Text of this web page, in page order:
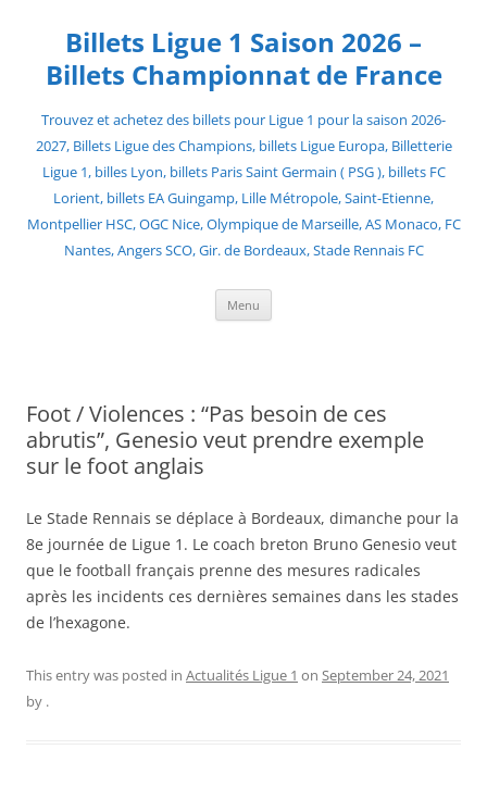
contentBillets Ligue 1 Saison 2026 –
Billets Championnat de France
Trouvez et achetez des billets pour Ligue 1 pour la saison 2026-
2027, Billets Ligue des Champions, billets Ligue Europa, Billetterie
Ligue 1, billes Lyon, billets Paris Saint Germain ( PSG ), billets FC
Lorient, billets EA Guingamp, Lille Métropole, Saint-Etienne,
Montpellier HSC, OGC Nice, Olympique de Marseille, AS Monaco, FC
Nantes, Angers SCO, Gir. de Bordeaux, Stade Rennais FC
Menu
Foot / Violences : “Pas besoin de ces
abrutis”, Genesio veut prendre exemple
sur le foot anglais
Le Stade Rennais se déplace à Bordeaux, dimanche pour la
8e journée de Ligue 1. Le coach breton Bruno Genesio veut
que le football français prenne des mesures radicales
après les incidents ces dernières semaines dans les stades
de l’hexagone.
This entry was posted in Actualités Ligue 1 on September 24, 2021
by .